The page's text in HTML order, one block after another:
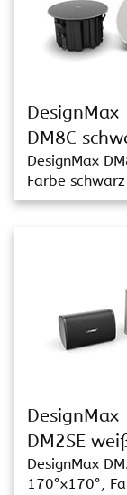
DesignMax
DM8C
DesignMax
Farbe schwarz
DesignMax
DM2SE
DesignMax
170°x170°,